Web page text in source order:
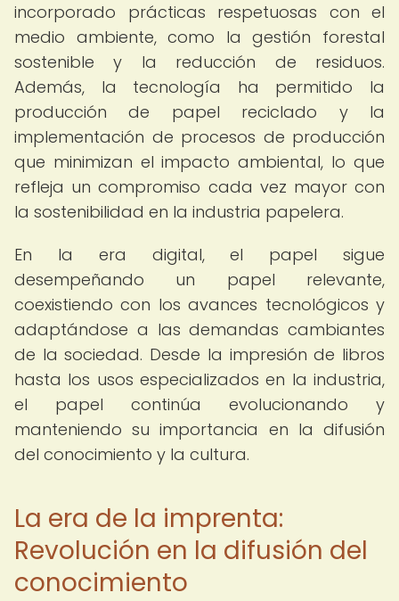
incorporado prácticas respetuosas con el
medio ambiente, como la gestión forestal
sostenible y la reducción de residuos.
Además, la tecnología ha permitido la
producción de papel reciclado y la
implementación de procesos de producción
que minimizan el impacto ambiental, lo que
refleja un compromiso cada vez mayor con
la sostenibilidad en la industria papelera.
En la era digital, el papel sigue
desempeñando un papel relevante,
coexistiendo con los avances tecnológicos y
adaptándose a las demandas cambiantes
de la sociedad. Desde la impresión de libros
hasta los usos especializados en la industria,
el papel continúa evolucionando y
manteniendo su importancia en la difusión
del conocimiento y la cultura.
La era de la imprenta:
Revolución en la difusión del
conocimiento